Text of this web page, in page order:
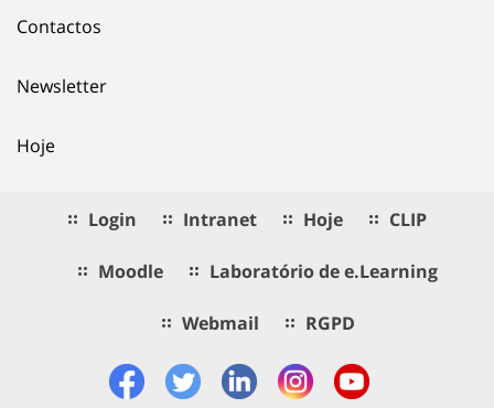
Contactos
Newsletter
Hoje
Login Intranet Hoje CLIP
Moodle Laboratório de e.Learning
Webmail RGPD